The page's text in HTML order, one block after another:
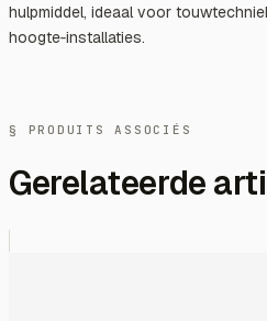
hulpmiddel, ideaal voor
hoogte‑installaties.
§ PRODUITS ASSOCIÉS
Gerelateerde